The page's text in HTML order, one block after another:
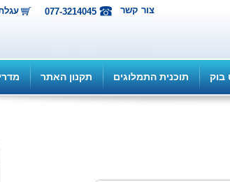
077-3214045 צור קשר
בוק תוכנית התמלוגים תקנון האתר